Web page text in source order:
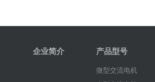
企业简介 产品型号
微型交流电机